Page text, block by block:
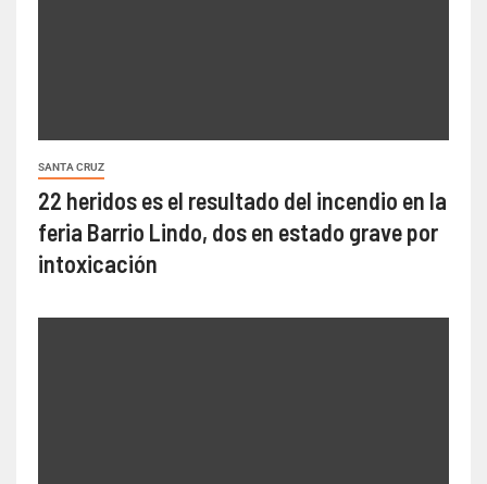
SANTA CRUZ
22 heridos es el resultado del incendio en la
feria Barrio Lindo, dos en estado grave por
intoxicación